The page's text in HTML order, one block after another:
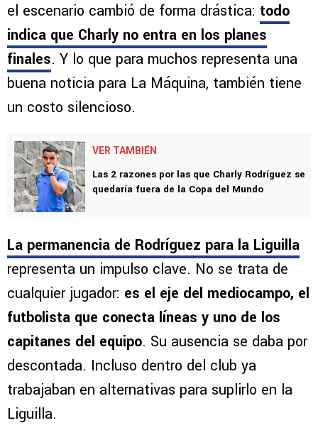
el escenario cambió de forma drástica: todo
indica que Charly no entra en los planes
finales. Y lo que para muchos representa una
buena noticia para La Máquina, también tiene
un costo silencioso.
VER TAMBIÉN
Las 2 razones por las que Charly Rodríguez se
quedaría fuera de la Copa del Mundo
La permanencia de Rodríguez para la Liguilla
representa un impulso clave. No se trata de
cualquier jugador: es el eje del mediocampo, el
futbolista que conecta líneas y uno de los
capitanes del equipo. Su ausencia se daba por
descontada. Incluso dentro del club ya
trabajaban en alternativas para suplirlo en la
Liguilla.